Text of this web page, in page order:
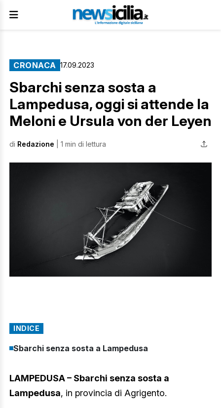
CRONACA 17.09.2023
Sbarchi senza sosta a
Lampedusa, oggi si attende la
Meloni e Ursula von der Leyen
di Redazione | 1 min di lettura
INDICE
Sbarchi senza sosta a Lampedusa
LAMPEDUSA – Sbarchi senza sosta a
Lampedusa, in provincia di Agrigento.